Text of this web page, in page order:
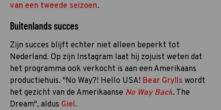
van een tweede seizoen.
Buitenlands succes
Zijn succes blijft echter niet alleen beperkt tot
Nederland. Op zijn Instagram laat hij zojuist weten dat
het programma ook verkocht is aan een Amerikaans
productiehuis. "No Way?! Hello USA! Bear Grylls wordt
het gezicht van de Amerikaanse No Way Back. The
Dream", aldus Giel.